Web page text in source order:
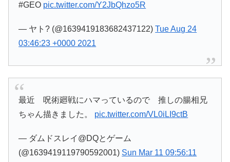
#GEO pic.twitter.com/Y2JbQhzo5R
— ヤト? (@1639419183682437122)Tue Aug 24
03:46:23 +0000 2021
最近 呪術廻戦にハマっているので 推しの腸相兄
ちゃん描きました。 pic.twitter.com/VL0iLI9ctB
— ダムドスレイ@DQとゲーム
(@1639419119790592001) Sun Mar 11 09:56:11